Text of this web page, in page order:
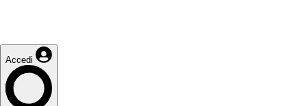
Accedi